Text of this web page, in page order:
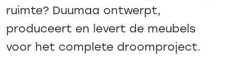
ruimte? Duumaa ontwerpt,
produceert en levert de meubels
voor het complete droomproject.